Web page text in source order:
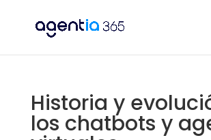
Historia y
los chatbots y